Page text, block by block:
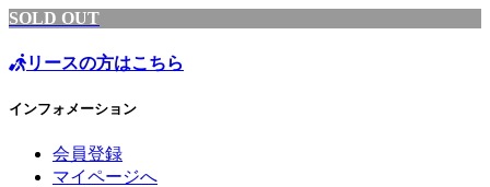
SOLD OUT
リースの方はこちら
インフォメーション
会員登録
マイページへ